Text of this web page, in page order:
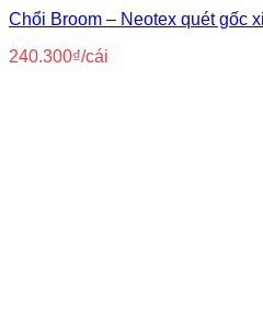
Chổi Broom – Neotex quét gốc
240.300₫/cái